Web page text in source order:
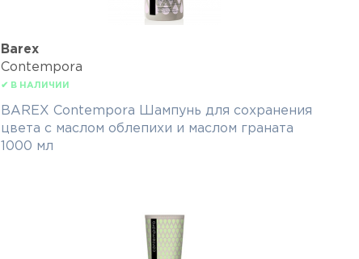
Barex
Contempora
✔ В НАЛИЧИИ
BAREX Contempora Шампунь для сохранения
цвета с маслом облепихи и маслом граната
1000 мл